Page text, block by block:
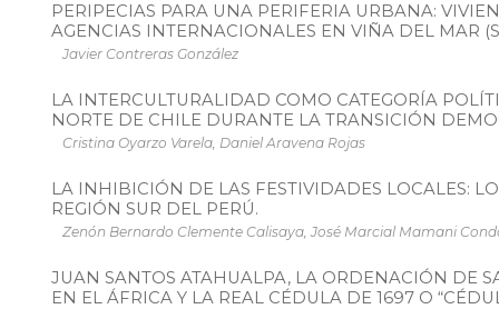
PERIPECIAS PARA UNA PERIFERIA URBANA:
AGENCIAS INTERNACIONALES EN VIÑA DEL MAR
Javier Contreras González
LA INTERCULTURALIDAD COMO CATEGORÍA
NORTE DE CHILE DURANTE LA TRANSICIÓN
Cristina Oyarzo Varela, Daniel Aravena Rojas
LA INHIBICIÓN DE LAS FESTIVIDADES LOCALES:
REGIÓN SUR DEL PERÚ.
Zenón Bernardo Clemente Calisaya, José Marcial Mamani
JUAN SANTOS ATAHUALPA, LA ORDENACIÓN DE
EN EL ÁFRICA Y LA REAL CÉDULA DE 1697 O